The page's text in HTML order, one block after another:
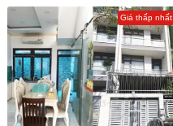
Giá thấp nhất